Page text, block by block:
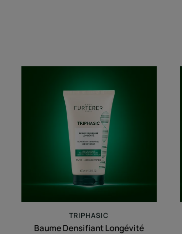
Longévité
TRIPHASIC
Baume Densifiant Longévité